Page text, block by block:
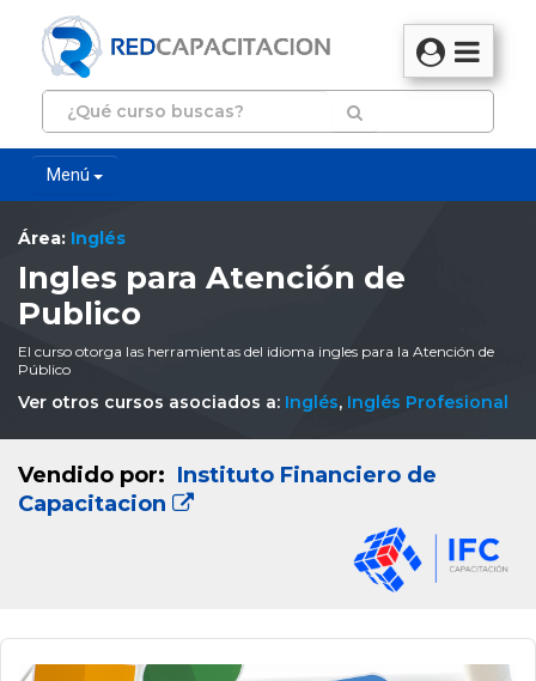
Menú
Área: Inglés
Ingles para Atención de
Publico
El curso otorga las herramientas del idioma ingles para la Atención de
Público
Ver otros cursos asociados a: Inglés, Inglés Profesional
Vendido por: Instituto Financiero de
Capacitacion